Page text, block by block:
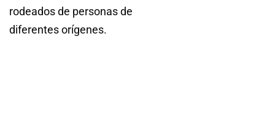
rodeados de personas de
diferentes orígenes.